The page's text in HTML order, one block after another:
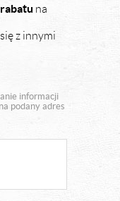
na
z innymi
informacji
podany adres